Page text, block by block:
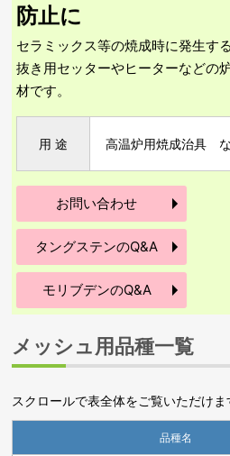
防止に
セラミックス等の焼成時に発生す
抜き用セッターやヒーターなどの
材です。
用 途 高温炉用焼成治具
お問い合わせ
タングステンのQ&A
モリブデンのQ&A
メッシュ用品種一覧
スクロールで表全体をご覧いただけま
品種名